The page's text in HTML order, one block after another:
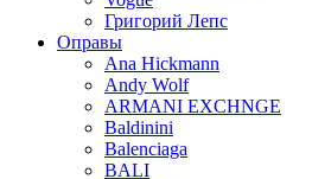
Григорий Лепс
Оправы
Ana Hickmann
Andy Wolf
ARMANI EXCHNGE
Baldinini
Balenciaga
BALI